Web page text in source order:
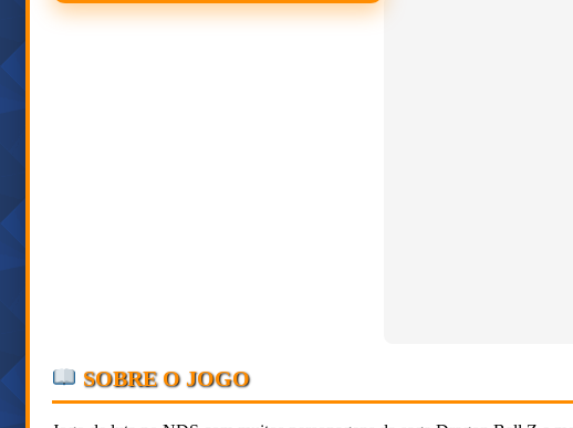
SOBRE O JOGO